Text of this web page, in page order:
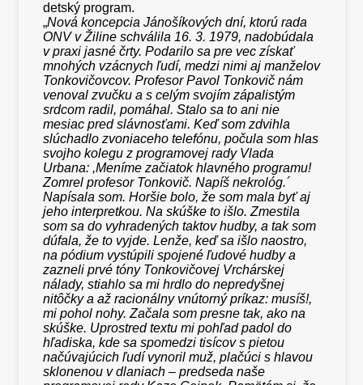
detský program.
„Nová koncepcia Jánošíkových dní, ktorú rada
ONV v Žiline schválila 16. 3. 1979, nadobúdala
v praxi jasné črty. Podarilo sa pre vec získať
mnohých vzácnych ľudí, medzi nimi aj manželov
Tonkovičovcov. Profesor Pavol Tonkovič nám
venoval zvučku a s celým svojím zápalistým
srdcom radil, pomáhal. Stalo sa to ani nie
mesiac pred slávnosťami. Keď som zdvihla
slúchadlo zvoniaceho telefónu, počula som hlas
svojho kolegu z programovej rady Vlada
Urbana: ,Meníme začiatok hlavného programu!
Zomrel profesor Tonkovič. Napíš nekrológ.´
Napísala som. Horšie bolo, že som mala byť aj
jeho interpretkou. Na skúške to išlo. Zmestila
som sa do vyhradených taktov hudby, a tak som
dúfala, že to vyjde. Lenže, keď sa išlo naostro,
na pódium vystúpili spojené ľudové hudby a
zazneli prvé tóny Tonkovičovej Vrchárskej
nálady, stiahlo sa mi hrdlo do nepredyšnej
nitôčky a až racionálny vnútorný príkaz: musíš!,
mi pohol nohy. Začala som presne tak, ako na
skúške. Uprostred textu mi pohľad padol do
hľadiska, kde sa spomedzi tisícov s pietou
načúvajúcich ľudí vynoril muž, plačúci s hlavou
sklonenou v dlaniach – predseda naše